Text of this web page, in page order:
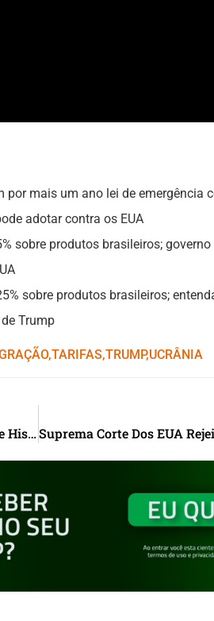
por mais um ano lei de emergência
adotar contra os EUA
sobre produtos brasileiros;
sobre produtos brasileiros;
Trump
,ㅤTARIFAS,ㅤTRUMP,ㅤUCRÂNIA
Turismo Tem Melhor Janeiro Da Série Histórica